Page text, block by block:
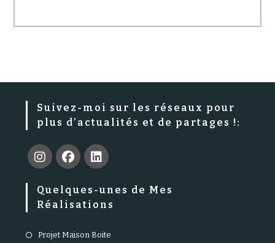
Suivez-moi sur les réseaux pour
plus d’actualités et de partages !:
dans
un
dans
un
dans
un
Quelques-unes de Mes
Réalisations
Projet Maison BoiteS’ouvre